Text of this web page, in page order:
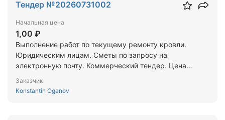
Тендер №20260731002
Начальная цена
1,00 ₽
Выполнение работ по текущему ремонту кровли.
Юридическим лицам. Сметы по запросу на
электронную почту. Коммерческий тендер. Цена
Заказчик
Konstantin Oganov